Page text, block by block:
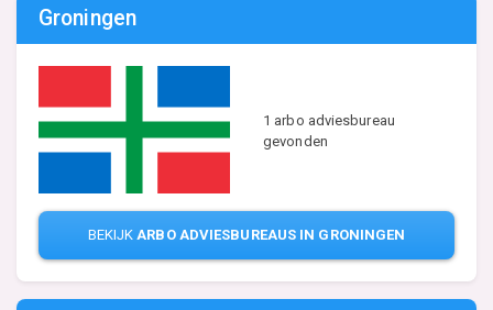
Groningen
1 arbo adviesbureau
gevonden
BEKIJKARBO ADVIESBUREAUS IN GRONINGEN